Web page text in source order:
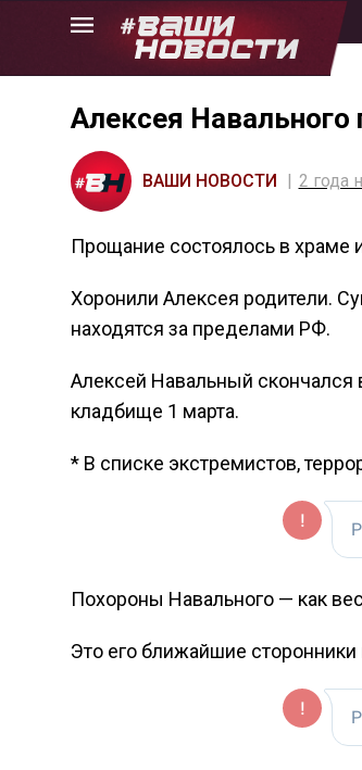
Skip
Алексея Навального
ВАШИ НОВОСТИ 2 года
Прощание состоялось в храме
Хоронили Алексея родители.
находятся за пределами РФ.
Алексей Навальный скончался
кладбище 1 марта.
* В списке экстремистов,
Похороны Навального — как
Это его ближайшие